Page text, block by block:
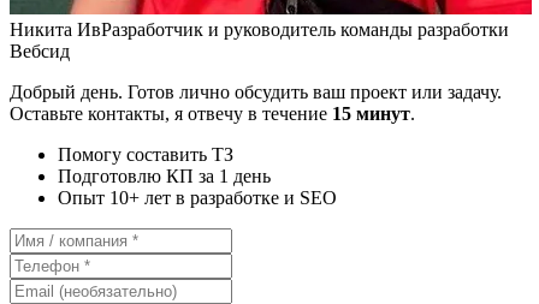
Никита ИвРазработчик и руководитель команды разработки
Вебсид
Добрый день. Готов лично обсудить ваш проект или задачу.
Оставьте контакты, я отвечу в течение 15 минут.
Помогу составить ТЗ
Подготовлю КП за 1 день
Опыт 10+ лет в разработке и SEO